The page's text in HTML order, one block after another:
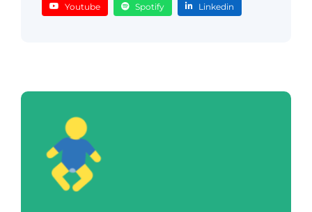
Youtube Spotify Linkedin